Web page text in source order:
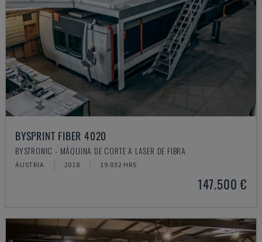
BYSPRINT FIBER 4020
BYSTRONIC - MÁQUINA DE CORTE A LASER DE FIBRA
ÁUSTRIA 2018 19.032 HRS
147.500 €